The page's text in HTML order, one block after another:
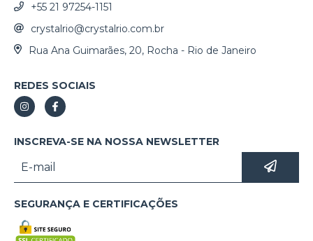
+55 21 97254-1151
crystalrio@crystalrio.com.br
Rua Ana Guimarães, 20, Rocha - Rio de Janeiro
REDES SOCIAIS
INSCREVA-SE NA NOSSA NEWSLETTER
SEGURANÇA E CERTIFICAÇÕES